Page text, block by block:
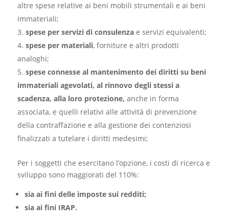
altre spese relative ai beni mobili strumentali e ai beni
immateriali;
spese per servizi di consulenzae servizi equivalenti;
spese per materiali, forniture e altri prodotti
analoghi;
spese connesse al mantenimento dei diritti su beni
immateriali agevolati, al rinnovo degli stessi a
scadenza, alla loro protezione, anche in forma
associata, e quelli relativi alle attività di prevenzione
della contraffazione e alla gestione dei contenziosi
finalizzati a tutelare i diritti medesimi;
Per i soggetti che esercitano l’opzione, i costi di ricerca e
sviluppo sono maggiorati del 110%:
sia ai fini delle imposte sui redditi;
sia ai fini IRAP.